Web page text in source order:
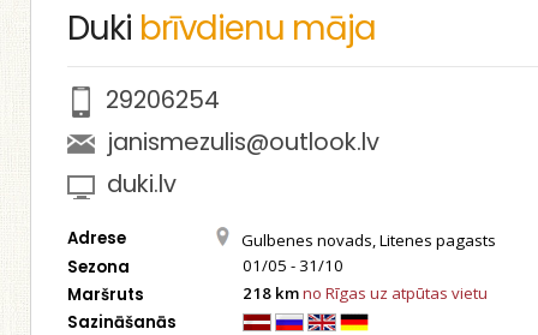
Duki brīvdienu māja
29206254
janismezulis@outlook.lv
duki.lv
Adrese Gulbenes novads, Litenes pagasts
Sezona 01/05 - 31/10
Maršruts 218 kmno Rīgas uz atpūtas vietu
Sazināšanās